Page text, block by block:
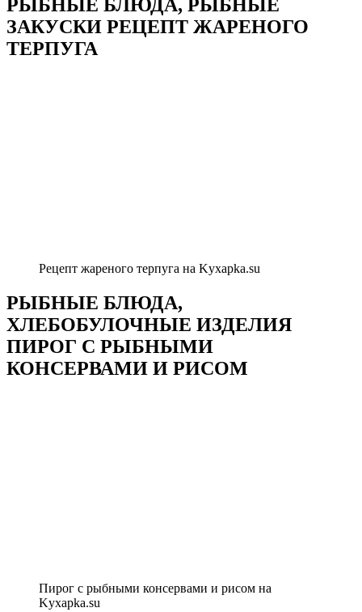
РЫБНЫЕ БЛЮДА, РЫБНЫЕ
ЗАКУСКИ РЕЦЕПТ ЖАРЕНОГО
ТЕРПУГА
Рецепт жареного терпуга на Kyxapka.su
РЫБНЫЕ БЛЮДА,
ХЛЕБОБУЛОЧНЫЕ ИЗДЕЛИЯ
ПИРОГ С РЫБНЫМИ
КОНСЕРВАМИ И РИСОМ
Пирог с рыбными консервами и рисом на
Kyxapka.su